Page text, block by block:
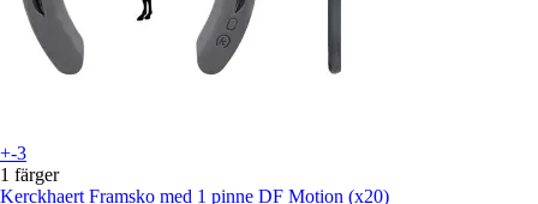
+-3
1 färger
Kerckhaert Framsko med 1 pinne DF Motion (x20)